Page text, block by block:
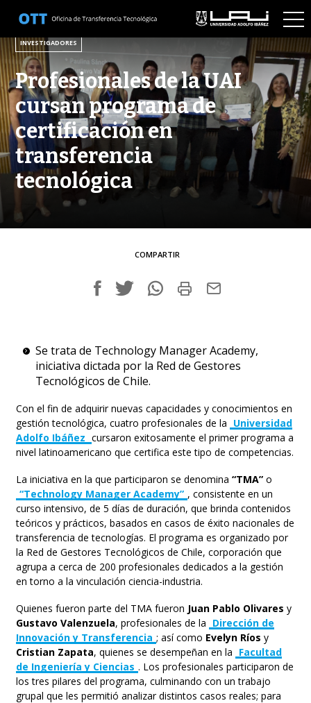
3 DE DICIEMBRE DE 2025
INVESTIGADORES
Profesionales de la UAI
cursan programa de
certificación en
transferencia
tecnológica
COMPARTIR
Se trata de Technology Manager Academy,
iniciativa dictada por la Red de Gestores
Tecnológicos de Chile.
Con el fin de adquirir nuevas capacidades y conocimientos en
gestión tecnológica, cuatro profesionales de la Universidad
Adolfo Ibáñez cursaron exitosamente el primer programa a
nivel latinoamericano que certifica este tipo de competencias.
La iniciativa en la que participaron se denomina “TMA”o
“Technology Manager Academy” , consistente en un
curso intensivo, de 5 días de duración, que brinda contenidos
teóricos y prácticos, basados en casos de éxito nacionales de
transferencia de tecnologías. El programa es organizado por
la Red de Gestores Tecnológicos de Chile, corporación que
agrupa a cerca de 200 profesionales dedicados a la gestión
en torno a la vinculación ciencia-industria.
Quienes fueron parte del TMA fueron Juan Pablo Olivares y
Gustavo Valenzuela, profesionales de la Dirección de
Innovación y Transferencia ; así como Evelyn Ríos y
Cristian Zapata, quienes se desempeñan en la Facultad
de Ingeniería y Ciencias . Los profesionales participaron de
los tres pilares del programa, culminando con un trabajo
grupal que les permitió analizar distintos casos reales; para